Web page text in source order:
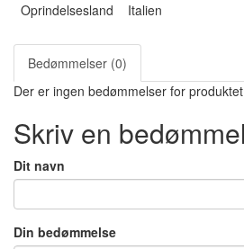
Oprindelsesland
Italien
Bedømmelser (0)
Der er ingen bedømmelser for
Skriv en
Dit navn
Din bedømmelse